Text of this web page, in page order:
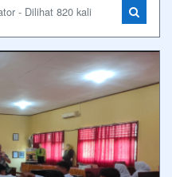
- Dilihat 820 kali